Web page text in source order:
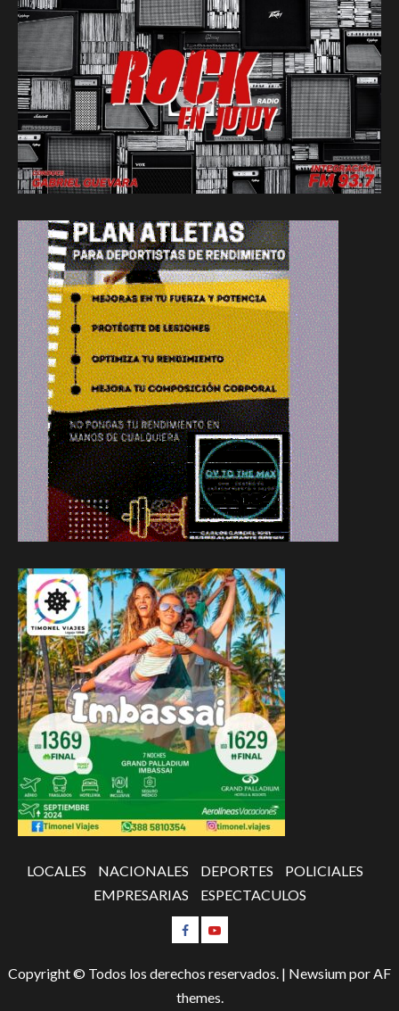
LOCALES NACIONALES DEPORTES
POLICIALES
EMPRESARIAS
ESPECTACULOS
Copyright © Todos los derechos reservados. | Newsiumpor AF
themes.